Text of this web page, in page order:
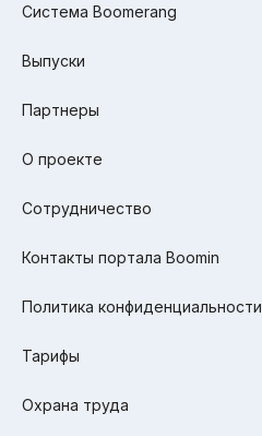
Система Boomerang
Выпуски
Партнеры
О проекте
Сотрудничество
Контакты портала Boomin
Политика конфиденциальности
Тарифы
Охрана труда